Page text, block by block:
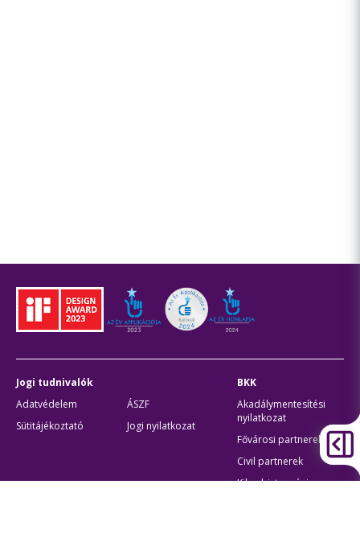
Jogi tudnivalók
Adatvédelem
ÁSZF
Sütitájékoztató
Jogi nyilatkozat
BKK
Akadálymentesítési
nyilatkozat
Fővárosi partnerek
Civil partnerek
Kiberbiztonsági